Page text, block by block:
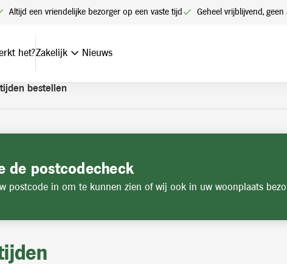
Altijd een vriendelijke bezorger op een vaste tijd Geheel vrijblijvend,
het?Zakelijk Nieuws
een account. Heeft u nog geen account? Vraag hier uw
bestellen
de postcodecheck
postcode in om te kunnen zien of wij ook in uw woonplaats